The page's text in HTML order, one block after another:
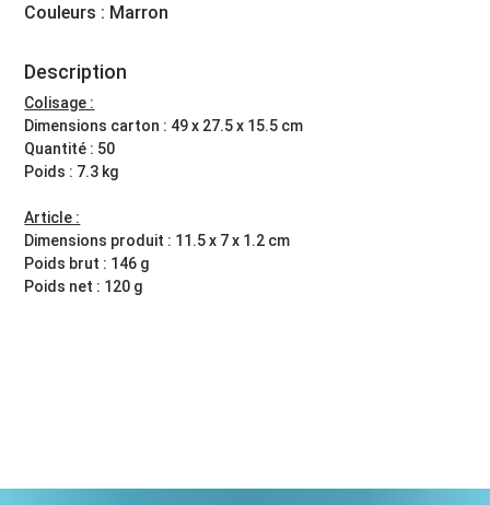
Couleurs : Marron
Description
Colisage :
Dimensions carton : 49 x 27.5 x 15.5 cm
Quantité : 50
Poids : 7.3 kg
Article :
Dimensions produit : 11.5 x 7 x 1.2 cm
Poids brut : 146 g
Poids net : 120 g